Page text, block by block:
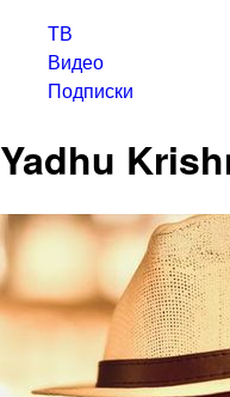
ТВ
Видео
Подписки
Yadhu